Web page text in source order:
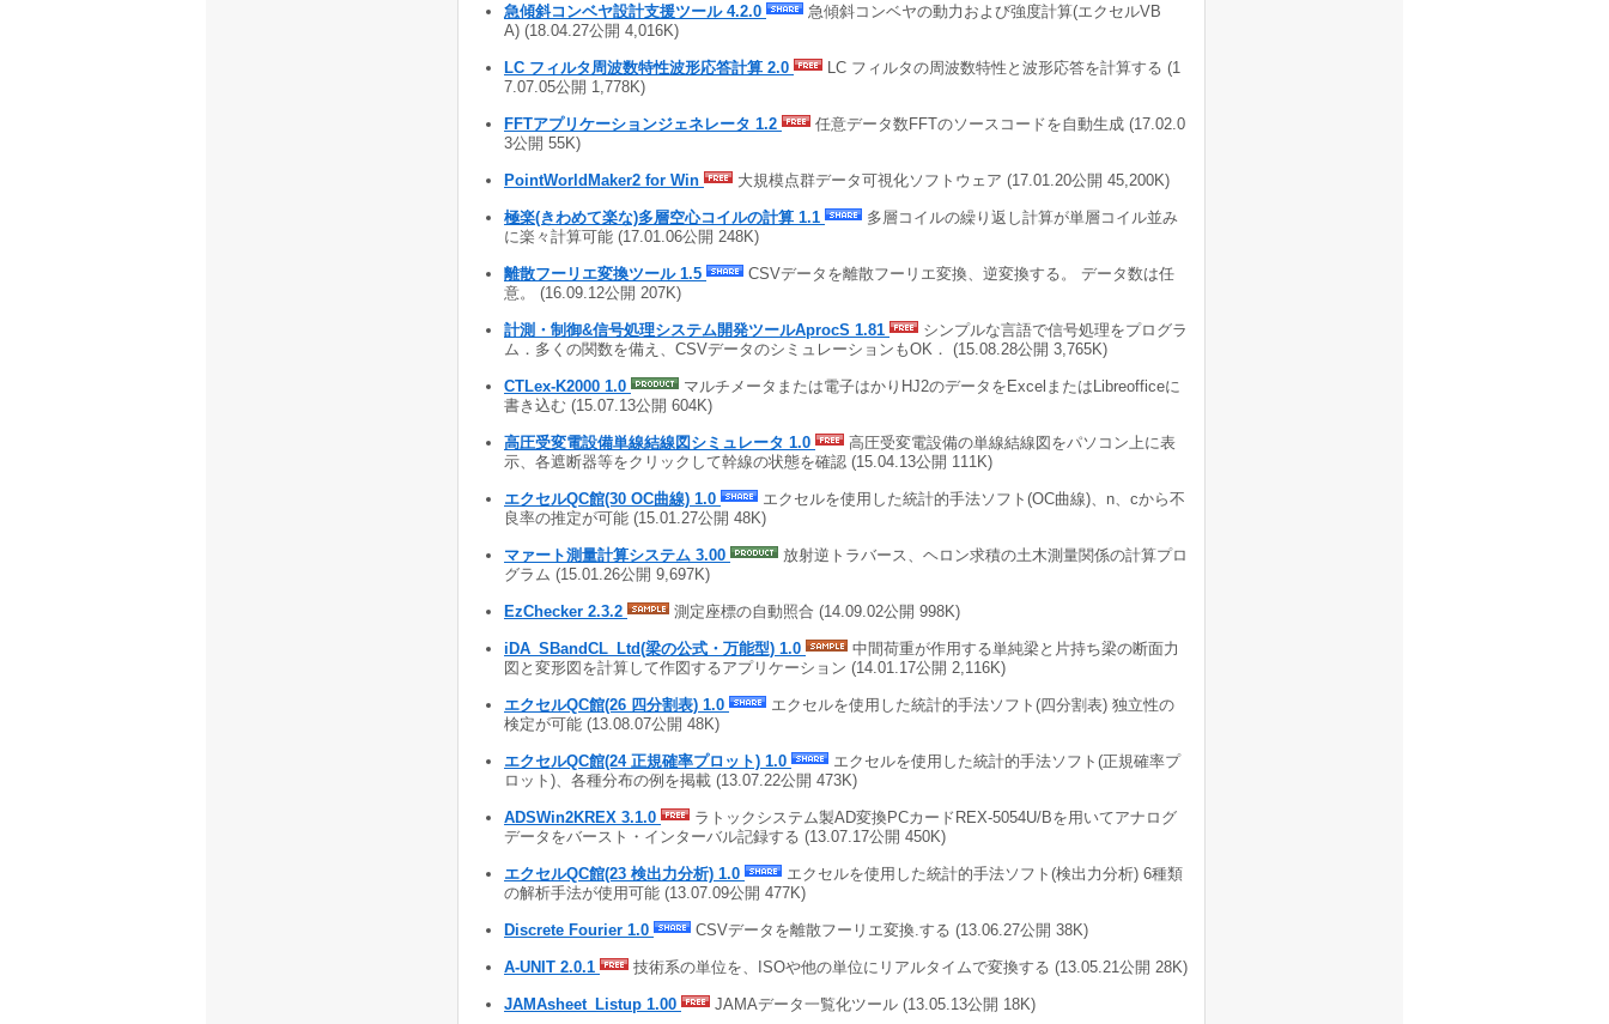
急傾斜コンベヤ設計支援ツール 4.2.0
急傾斜コンベヤの動力および強度計算(エクセルVB
A) (18.04.27公開 4,016K)
LC フィルタ周波数特性波形応答計算 2.0
LC フィルタの周波数特性と波形応答を計算する (1
7.07.05公開 1,778K)
FFTアプリケーションジェネレータ 1.2
任意データ数FFTのソースコードを自動生成 (17.02.0
3公開 55K)
PointWorldMaker2 for Win 大規模点群データ可視化ソフトウェア (17.01.20公開 45,200K)
極楽(きわめて楽な)多層空心コイルの計算 1.1
多層コイルの繰り返し計算が単層コイル並み
に楽々計算可能 (17.01.06公開 248K)
離散フーリエ変換ツール 1.5
CSVデータを離散フーリエ変換、逆変換する。 データ数は任
意。 (16.09.12公開 207K)
計測・制御&信号処理システム開発ツールAprocS 1.81
シンプルな言語で信号処理をプログラ
ム．多くの関数を備え、CSVデータのシミュレーションもOK． (15.08.28公開 3,765K)
CTLex-K2000 1.0
マルチメータまたは電子はかりHJ2のデータをExcelまたはLibreofficeに
書き込む (15.07.13公開 604K)
高圧受変電設備単線結線図シミュレータ 1.0
高圧受変電設備の単線結線図をパソコン上に表
示、各遮断器等をクリックして幹線の状態を確認 (15.04.13公開 111K)
エクセルQC館(30 OC曲線) 1.0
エクセルを使用した統計的手法ソフト(OC曲線)、n、cから不
良率の推定が可能 (15.01.27公開 48K)
マァート測量計算システム 3.00
放射逆トラバース、ヘロン求積の土木測量関係の計算プロ
グラム (15.01.26公開 9,697K)
EzChecker 2.3.2 測定座標の自動照合 (14.09.02公開 998K)
iDA_SBandCL_Ltd(梁の公式・万能型) 1.0
中間荷重が作用する単純梁と片持ち梁の断面力
図と変形図を計算して作図するアプリケーション (14.01.17公開 2,116K)
エクセルQC館(26 四分割表) 1.0
エクセルを使用した統計的手法ソフト(四分割表) 独立性の
検定が可能 (13.08.07公開 48K)
エクセルQC館(24 正規確率プロット) 1.0
エクセルを使用した統計的手法ソフト(正規確率プ
ロット)、各種分布の例を掲載 (13.07.22公開 473K)
ADSWin2KREX 3.1.0
ラトックシステム製AD変換PCカードREX-5054U/Bを用いてアナログ
データをバースト・インターバル記録する (13.07.17公開 450K)
エクセルQC館(23 検出力分析) 1.0
エクセルを使用した統計的手法ソフト(検出力分析) 6種類
の解析手法が使用可能 (13.07.09公開 477K)
Discrete Fourier 1.0 CSVデータを離散フーリエ変換.する (13.06.27公開 38K)
A-UNIT 2.0.1 技術系の単位を、ISOや他の単位にリアルタイムで変換する (13.05.21公開 28K)
JAMAsheet_Listup 1.00 JAMAデータ一覧化ツール (13.05.13公開 18K)